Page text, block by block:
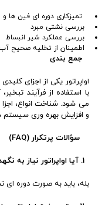
تمیزکاری دوره ای فین ها و
بررسی نشتی مبرد
بررسی عملکرد شیر انبساط
اطمینان از تخلیه صحیح
جمع بندی
اواپراتور یکی از اجزای
با استفاده از فرآیند
می شود. شناخت انواع،
و افزایش بهره وری سیستم
سؤالات پرتکرار (FAQ)
1. آیا اواپراتور نیاز به نگهداری خاصی دارد؟
بله، باید به صورت دوره ای